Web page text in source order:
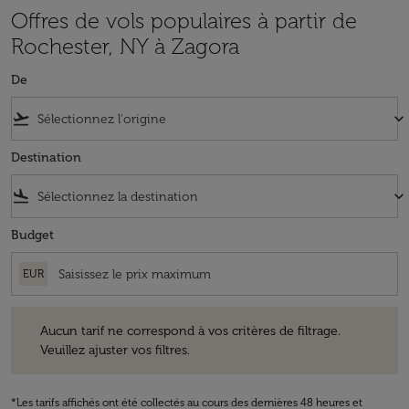
Offres de vols populaires à partir de
Rochester, NY à Zagora
De
flight_takeoff keyboard_arrow_down
Destination
flight_land keyboard_arrow_down
Budget
EUR
Aucun tarif ne correspond à vos critères de filtrage.
Veuillez ajuster vos filtres.
*Les tarifs affichés ont été collectés au cours des dernières 48 heures et